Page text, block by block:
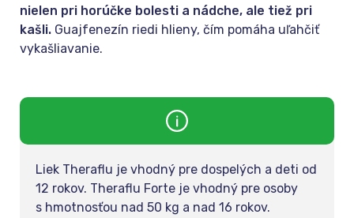
nielen pri horúčke bolesti a nádche, ale tiež pri
kašli. Guajfenezín riedi hlieny, čím pomáha uľahčiť
vykašliavanie.
Liek Theraflu je vhodný pre dospelých a deti od
12 rokov. Theraflu Forte je vhodný pre osoby
s hmotnosťou nad 50 kg a nad 16 rokov.